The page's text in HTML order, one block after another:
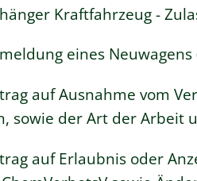
Kraftfahrzeug -
eines
auf Ausnahme vom
sowie der Art der Arbeit
auf Erlaubnis oder